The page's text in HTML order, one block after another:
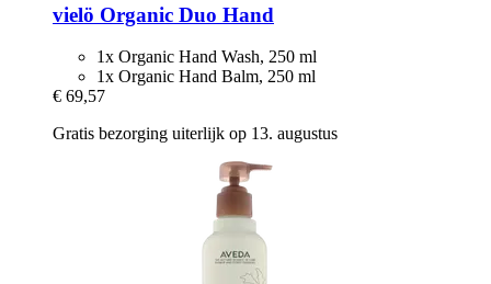
vielö Organic Duo Hand
1x Organic Hand Wash, 250 ml
1x Organic Hand Balm, 250 ml
€ 69,57
Gratis bezorging uiterlijk op 13. augustus